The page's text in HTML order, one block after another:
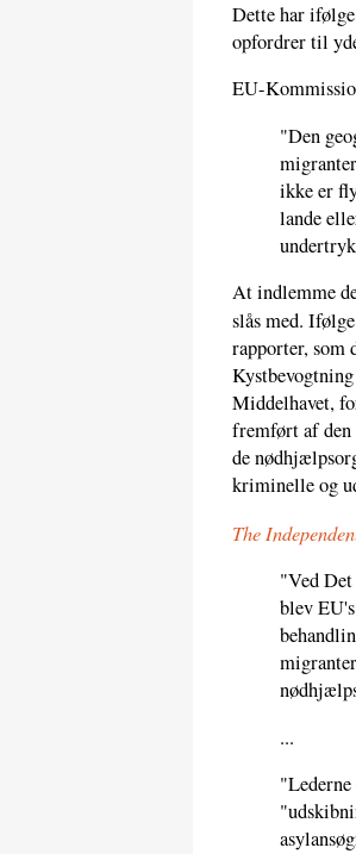
Dette har
opfordrer til
EU-
"Den
ikke er
lande
At indlemme
slås med.
rapporter, som
Middelhavet,
fremført af
de
kriminelle og
The
"Ved
blev
...